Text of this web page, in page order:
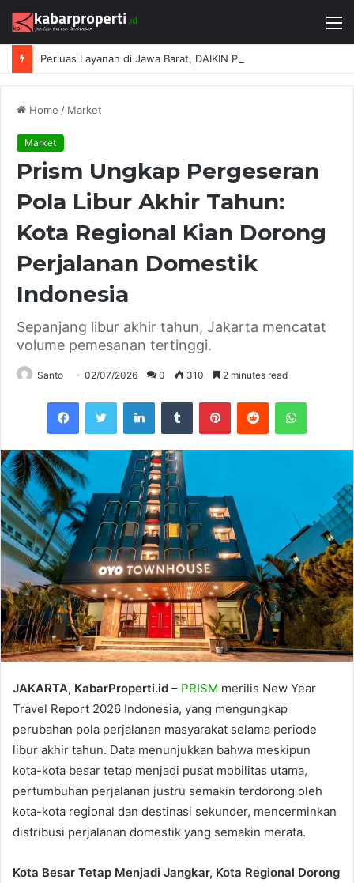
Home / Market
Market
Prism Ungkap Pergeseran
Pola Libur Akhir Tahun:
Kota Regional Kian Dorong
Perjalanan Domestik
Indonesia
Sepanjang libur akhir tahun, Jakarta mencatat
volume pemesanan tertinggi.
Santo 02/07/2026 0 310 2 minutes read
FacebookTwitter LinkedInTumblr PinterestReddit
JAKARTA, KabarProperti.id – PRISM merilis New Year
Travel Report 2026 Indonesia, yang mengungkap
perubahan pola perjalanan masyarakat selama periode
libur akhir tahun. Data menunjukkan bahwa meskipun
kota-kota besar tetap menjadi pusat mobilitas utama,
pertumbuhan perjalanan justru semakin terdorong oleh
kota-kota regional dan destinasi sekunder, mencerminkan
distribusi perjalanan domestik yang semakin merata.
Kota Besar Tetap Menjadi Jangkar, Kota Regional Dorong